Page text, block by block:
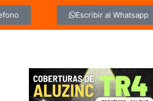
Escribir al Whatsapp